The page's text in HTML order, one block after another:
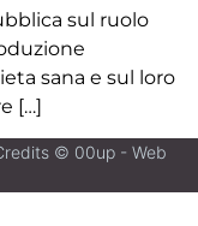
sul ruolo
sana e sul loro
[…]
© 00up - Web